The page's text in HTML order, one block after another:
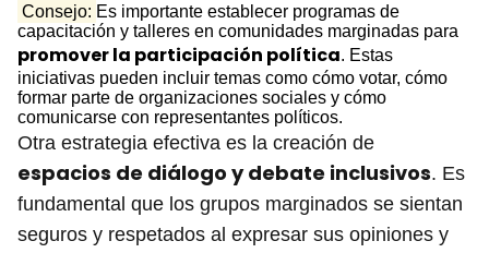
Consejo: Es importante establecer programas de
capacitación y talleres en comunidades marginadas para
promover la participación política. Estas
iniciativas pueden incluir temas como cómo votar, cómo
formar parte de organizaciones sociales y cómo
comunicarse con representantes políticos.
Otra estrategia efectiva es la creación de
espacios de diálogo y debate inclusivos. Es
fundamental que los grupos marginados se sientan
seguros y respetados al expresar sus opiniones y